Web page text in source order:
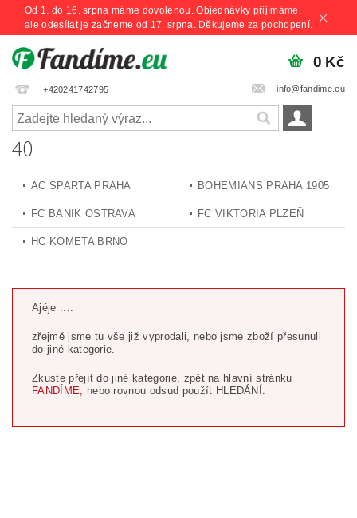
Od 1. do 16. srpna máme dovolenou. Objednávky přijímáme,
ale odesílat je začneme od 17. srpna. Děkujeme za pochopení.
+420241742795 info@fandime.eu
0 Kč
40
AC SPARTA PRAHA BOHEMIANS PRAHA 1905
FC BANIK OSTRAVA FC VIKTORIA PLZEŇ
HC KOMETA BRNO
Ajéje ....
zřejmě jsme tu vše již vyprodali, nebo jsme zboží přesunuli
do jiné kategorie.
Zkuste přejít do jiné kategorie, zpět na hlavní stránku
FANDÍME, nebo rovnou odsud použít HLEDÁNÍ.